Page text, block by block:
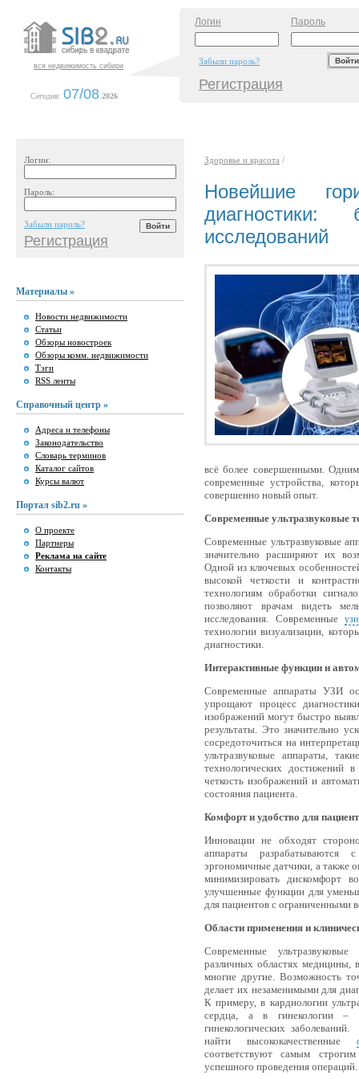
вся недвижимость сибири
Сегодня: 07/08 2026
Логин Пароль
Забыли пароль?
Регистрация
Логин:
Пароль:
Забыли пароль?
Регистрация
Материалы »
Новости недвижимости
Статьи
Обзоры новостроек
Обзоры комм. недвижимости
Тэги
RSS ленты
Справочный центр »
Адреса и телефоны
Законодательство
Словарь терминов
Каталог сайтов
Курсы валют
Портал sib2.ru »
О проекте
Партнеры
Реклама на сайте
Контакты
Здоровье и красота /
Новейшие
диагностики:
исследований
всё более совершенными.
современные устройства,
совершенно новый опыт.
Современные ультразвуковые
Современные ультразвуковые
значительно расширяют их
Одной из ключевых
высокой четкости и
технологиям обработки
позволяют врачам видеть
исследования. Современные
технологии визуализации,
диагностики.
Интерактивные функции и
Современные аппараты УЗИ
упрощают процесс
изображений могут быстро
результаты. Это значительно
сосредоточиться на
ультразвуковые аппараты,
технологических достижений
четкость изображений и
состояния пациента.
Комфорт и удобство для
Инновации не обходят
аппараты
эргономичные датчики, а также
минимизировать дискомфорт
улучшенные функции для
для пациентов с ограниченными
Области применения и
Современные
различных областях медицины,
многие другие. Возможность
делает их незаменимыми для
К примеру, в кардиологии
сердца, а в гинекологии –
гинекологических
найти высококачественные
соответствуют самым
успешного проведения операций.